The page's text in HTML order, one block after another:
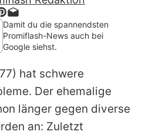
Richtlinien
Damit du die spannendsten
Promiflash-News auch bei
Google siehst.
hat schwere
Der ehemalige
länger gegen diverse
an: Zuletzt